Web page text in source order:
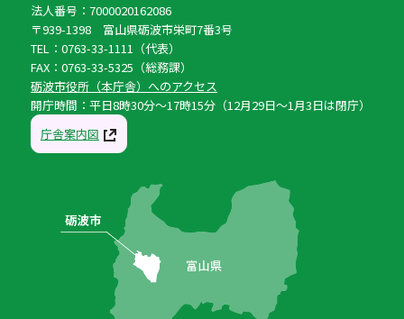
法人番号：7000020162086
〒939-1398 富山県砺波市栄町7番3号
TEL：0763-33-1111（代表）
FAX：0763-33-5325（総務課）
砺波市役所（本庁舎）へのアクセス
開庁時間：平日8時30分〜17時15分（12月29日〜1月3日は閉庁）
庁舎案内図